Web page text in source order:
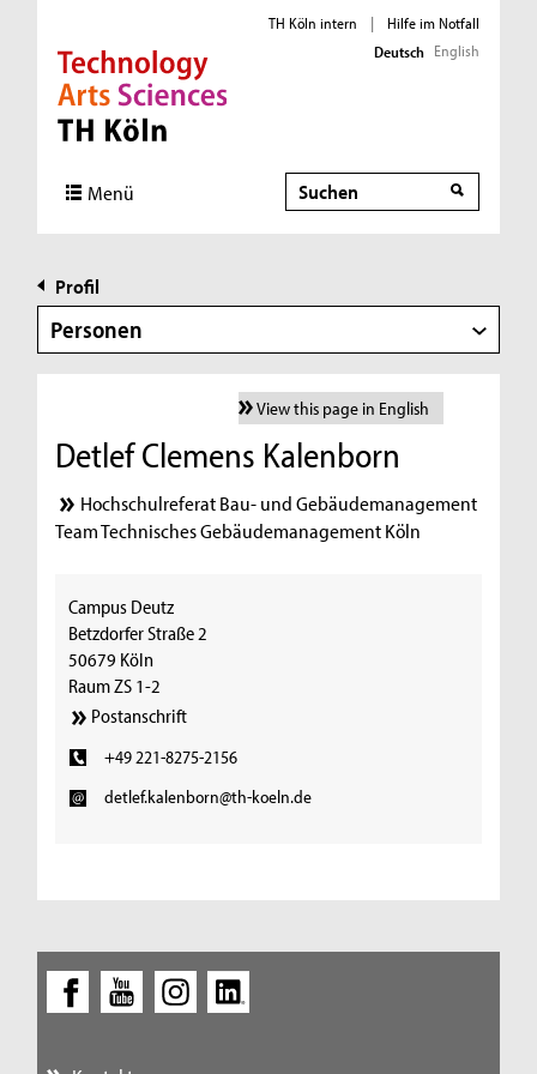
Direkt zur Hauptnavigation
Direkt zur Subnavigation
Direkt zum Inhalt
Direkt zum Fußbereich
TH Köln intern |
Hilfe im Notfall
Deutsch English
Menü Suche
Profil
Personen
View this page in English
Detlef Clemens Kalenborn
Hochschulreferat Bau- und Gebäudemanagement
Team Technisches Gebäudemanagement Köln
Campus Deutz
Betzdorfer Straße 2
50679 Köln
Raum ZS 1-2
Postanschrift
+49 221-8275-2156
detlef.kalenborn@th-koeln.de